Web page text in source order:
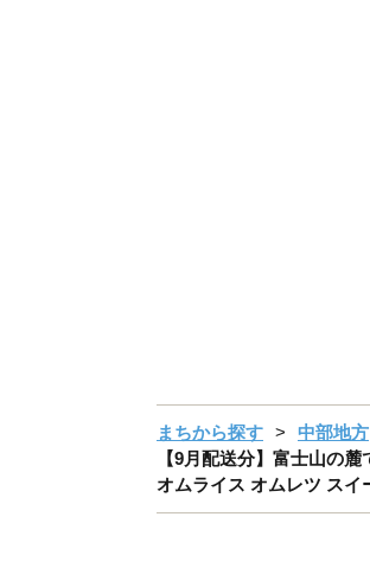
まちから探す 中部地方
【9月配送分】富士山の
オムライス オムレツ スイ